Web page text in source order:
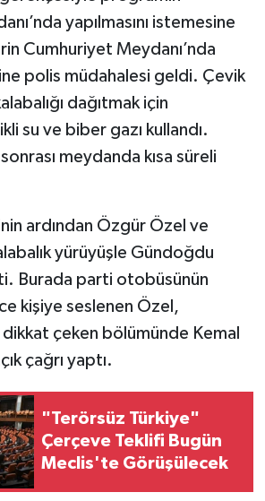
yapılmasını istemesine
Cumhuriyet Meydanı’nda
polis müdahalesi geldi. Çevik
dağıtmak için
su ve biber gazı kullandı.
meydanda kısa süreli
ardından Özgür Özel ve
yürüyüşle Gündoğdu
Burada parti otobüsünün
kişiye seslenen Özel,
dikkat çeken bölümünde Kemal
çağrı yaptı.
"Terörsüz Türkiye"
Çerçeve Teklifi Bugün
Meclis'te Görüşülecek